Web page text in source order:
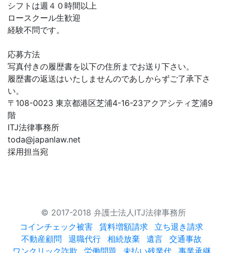
シフトは週４０時間以上
ロースクール生歓迎
経験不問です。
応募方法
写真付きの履歴書を以下の住所までお送り下さい。
履歴書の返送はいたしませんのであしからずご了承下さ
い。
〒108-0023 東京都港区芝浦4-16-23アクアシティ芝浦9
階
ITJ法律事務所
toda@japanlaw.net
採用担当宛
© 2017-2018 弁護士法人ITJ法律事務所
コインチェック被害
賃料増額請求
立ち退き請求
不動産顧問
退職代行 相続放棄 遺言
交通事故
ワンクリック詐欺
労働問題 未払い残業代 事業承継